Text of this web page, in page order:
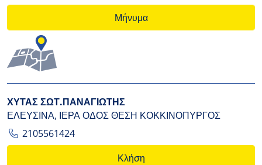
Μήνυμα
ΧΥΤΑΣ ΣΩΤ.ΠΑΝΑΓΙΩΤΗΣ
ΕΛΕΥΣΙΝΑ, ΙΕΡΑ ΟΔΟΣ ΘΕΣΗ ΚΟΚΚΙΝΟΠΥΡΓΟΣ
2105561424
Κλήση